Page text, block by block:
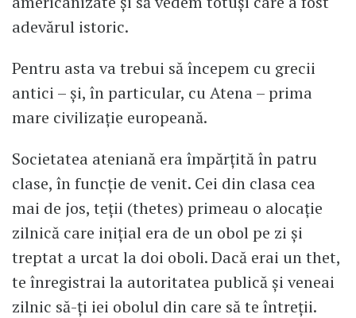
adevărul istoric.
Pentru asta va trebui să începem cu grecii
antici – și, în particular, cu Atena – prima
mare civilizație europeană.
Societatea ateniană era împărțită în patru
clase, în funcție de venit. Cei din clasa cea
mai de jos, teții (thetes) primeau o alocație
zilnică care inițial era de un obol pe zi și
treptat a urcat la doi oboli. Dacă erai un thet,
te înregistrai la autoritatea publică și veneai
zilnic să-ți iei obolul din care să te întreții.